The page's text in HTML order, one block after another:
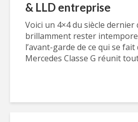
& LLD entreprise
Voici un 4×4 du siècle dernier
brillamment rester
l’avant-garde de ce qui se fait
Mercedes Classe G réunit